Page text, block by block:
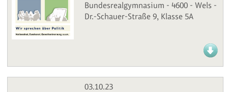
Bundesrealgymnasium - 4600 - Wels -
Dr.-Schauer-Straße 9, Klasse 5A
03.10.23